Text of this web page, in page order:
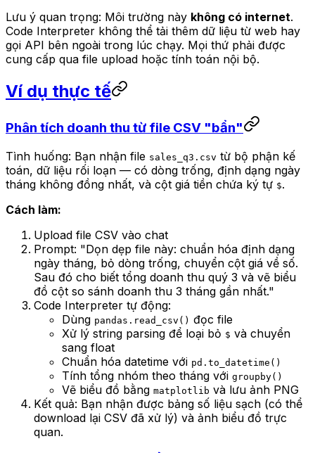
Lưu ý quan trọng: Môi trường này không có internet.
Code Interpreter không thể tải thêm dữ liệu từ web hay
gọi API bên ngoài trong lúc chạy. Mọi thứ phải được
cung cấp qua file upload hoặc tính toán nội bộ.
Ví dụ thực tế
Phân tích doanh thu từ file CSV "bẩn"
Tình huống: Bạn nhận file sales_q3.csv từ bộ phận kế
toán, dữ liệu rối loạn — có dòng trống, định dạng ngày
tháng không đồng nhất, và cột giá tiền chứa ký tự $.
Cách làm:
Upload file CSV vào chat
Prompt: "Dọn dẹp file này: chuẩn hóa định dạng
ngày tháng, bỏ dòng trống, chuyển cột giá về số.
Sau đó cho biết tổng doanh thu quý 3 và vẽ biểu
đồ cột so sánh doanh thu 3 tháng gần nhất."
Code Interpreter tự động:
Dùng pandas.read_csv() đọc file
Xử lý string parsing để loại bỏ $ và chuyển
sang float
Chuẩn hóa datetime với pd.to_datetime()
Tính tổng nhóm theo tháng với groupby()
Vẽ biểu đồ bằng matplotlib và lưu ảnh PNG
Kết quả: Bạn nhận được bảng số liệu sạch (có thể
download lại CSV đã xử lý) và ảnh biểu đồ trực
quan.